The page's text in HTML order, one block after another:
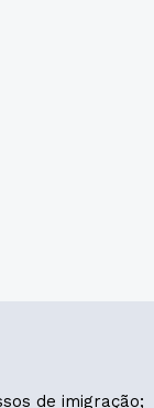
de imigração;